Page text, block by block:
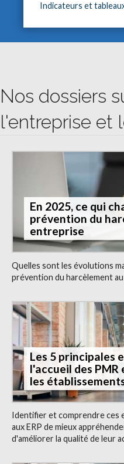
Indicateurs et
Nos dossiers
l'entreprise et
En 2025, ce qui
prévention du
entreprise
Quelles sont les évolutions
prévention du harcèlement
Les 5 principales
l'accueil des PMR
les
Identifier et comprendre
aux ERP de mieux
d'améliorer la qualité de leur